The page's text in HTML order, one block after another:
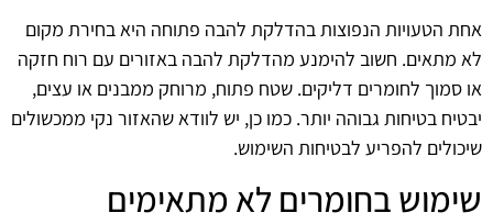
אחת הטעויות הנפוצות בהדלקת להבה פתוחה היא בחירת מקום
לא מתאים. חשוב להימנע מהדלקת להבה באזורים עם רוח חזקה
או סמוך לחומרים דליקים. שטח פתוח, מרוחק ממבנים או עצים,
יבטיח בטיחות גבוהה יותר. כמו כן, יש לוודא שהאזור נקי ממכשולים
שיכולים להפריע לבטיחות השימוש.
שימוש בחומרים לא מתאימים